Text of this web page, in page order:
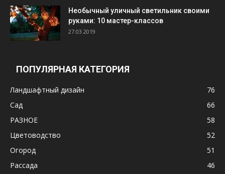
Необычный уличный светильник своими
руками: 10 мастер-классов
27.03.2019
ПОПУЛЯРНАЯ КАТЕГОРИЯ
Ландшафтный дизайн
76
Сад
66
РАЗНОЕ
58
Цветоводство
52
Огород
51
Рассада
46